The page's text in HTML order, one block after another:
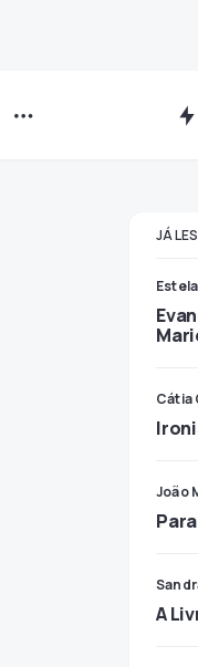
JÁ
Cátia
João
A